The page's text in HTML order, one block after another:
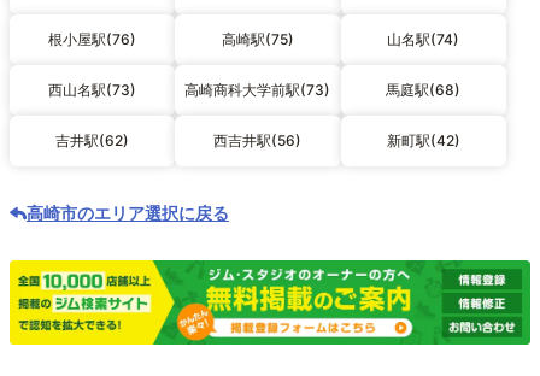
根小屋駅(76) 高崎駅(75) 山名駅(74)
西山名駅(73) 高崎商科大学前駅(73) 馬庭駅(68)
吉井駅(62) 西吉井駅(56) 新町駅(42)
高崎市のエリア選択に戻る